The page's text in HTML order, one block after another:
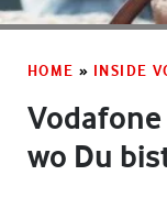
HOME » INSIDE
Vodafone
wo Du